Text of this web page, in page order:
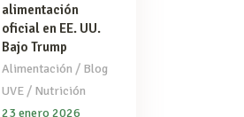
alimentación
oficial en EE. UU.
Bajo Trump
Alimentación / Blog
UVE/ Nutrición
23 enero 2026